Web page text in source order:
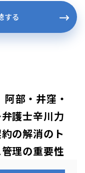
する
阿部・井窪・
護士辛川力
の解消のト
理の重要性